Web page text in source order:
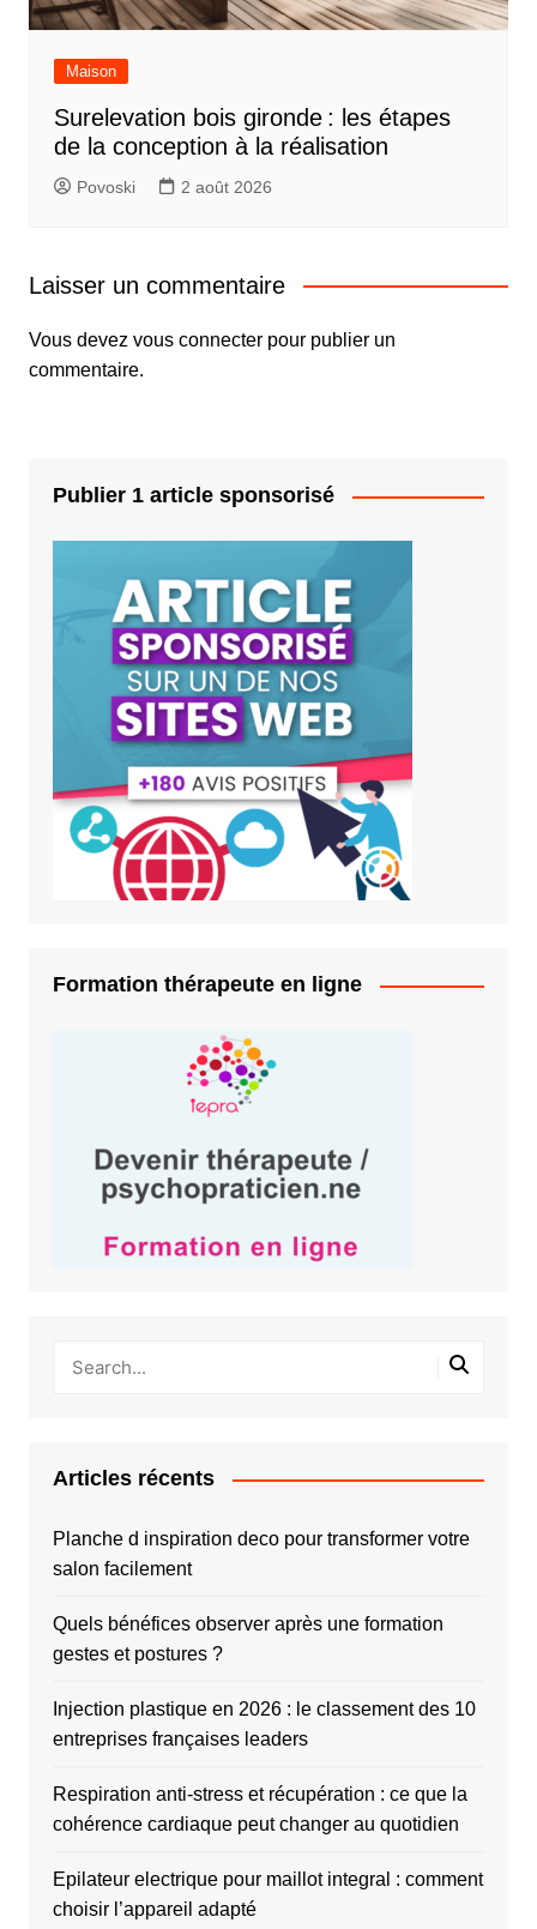
Maison
Surelevation bois gironde : les étapes
de la conception à la réalisation
Povoski 2 août 2026
Laisser un commentaire
Vous devez vous connecterpour publier un
commentaire.
Publier 1 article sponsorisé
Formation thérapeute en ligne
Articles récents
Planche d inspiration deco pour transformer votre
salon facilement
Quels bénéfices observer après une formation
gestes et postures ?
Injection plastique en 2026 : le classement des 10
entreprises françaises leaders
Respiration anti-stress et récupération : ce que la
cohérence cardiaque peut changer au quotidien
Epilateur electrique pour maillot integral : comment
choisir l’appareil adapté